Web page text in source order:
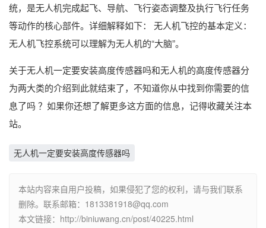
统，是无人机完成起飞、导航、飞行姿态调整及执行飞行任务
等动作的核心部件。详细解释如下： 无人机飞控的基本定义：
无人机飞控系统可以理解为无人机的“大脑”。
关于无人机一定要安装高度传感器吗和无人机的高度传感器分
为两大类的介绍到此就结束了，不知道你从中找到你需要的信
息了吗 ？如果你还想了解更多这方面的信息，记得收藏关注本
站。
无人机一定要安装高度传感器吗
本站内容来自用户投稿，如果侵犯了您的权利，请与我们联系
删除。联系邮箱：1813381918@qq.com
本文链接：http://biniuwang.cn/post/40225.html